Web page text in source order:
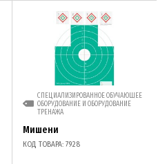
СПЕЦИАЛИЗИРОВАННОЕ ОБУЧАЮЩЕЕ
ОБОРУДОВАНИЕ И ОБОРУДОВАНИЕ
ТРЕНАЖА
Мишени
КОД ТОВАРА: 7928